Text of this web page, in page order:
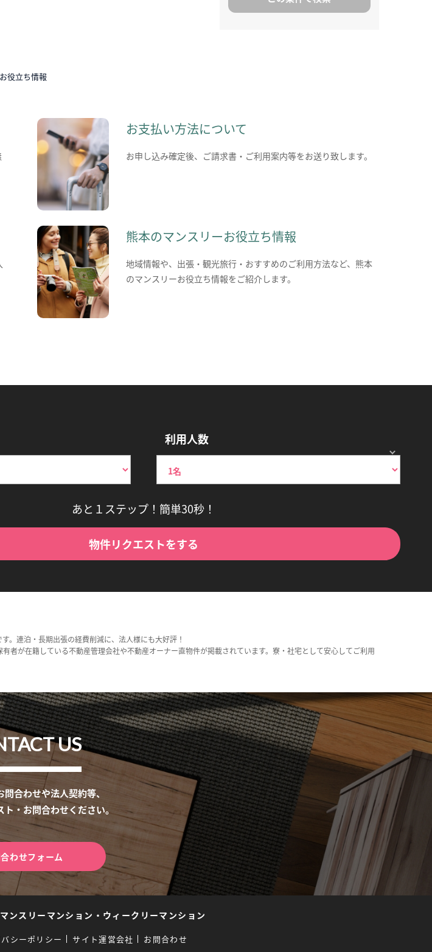
役立ち情報
お支払い方法について
お申し込み確定後、ご請求書・ご利用案内等をお送り致します。
熊本のマンスリーお役立ち情報
地域情報や、出張・観光旅行・おすすめのご利用方法など、熊本
のマンスリーお役立ち情報をご紹介します。
利用人数
あと１ステップ！簡単30秒！
物件リクエストをする
。連泊・長期出張の経費削減に、法人様にも大好評！
が在籍している不動産管理会社や不動産オーナー直物件が掲載されています。寮・社宅として安心してご利用
US
合わせや法人契約等、
・お問合わせください。
わせフォーム
ンスリーマンション・ウィークリーマンション
シーポリシー サイト運営会社 お問合わせ